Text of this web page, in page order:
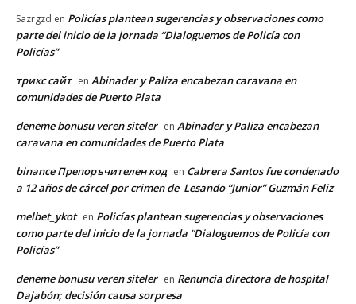
Sazrgzd en Policías plantean sugerencias y observaciones como
parte del inicio de la jornada “Dialoguemos de Policía con
Policías”
трикс сайт en Abinader y Paliza encabezan caravana en
comunidades de Puerto Plata
deneme bonusu veren siteler en Abinader y Paliza encabezan
caravana en comunidades de Puerto Plata
binance Препоръчителен код en Cabrera Santos fue condenado
a 12 años de cárcel por crimen de Lesando “Junior” Guzmán Feliz
melbet_ykot en Policías plantean sugerencias y observaciones
como parte del inicio de la jornada “Dialoguemos de Policía con
Policías”
deneme bonusu veren siteler en Renuncia directora de hospital
Dajabón; decisión causa sorpresa